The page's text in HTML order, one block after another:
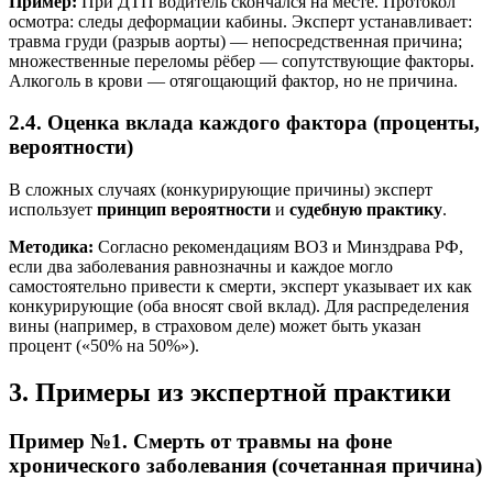
осмотра: следы деформации кабины. Эксперт устанавливает:
травма груди (разрыв аорты) — непосредственная причина;
множественные переломы рёбер — сопутствующие факторы.
Алкоголь в крови — отягощающий фактор, но не причина.
2.4. Оценка вклада каждого фактора (проценты,
вероятности)
В сложных случаях (конкурирующие причины) эксперт
использует принцип вероятности и судебную практику.
Методика: Согласно рекомендациям ВОЗ и Минздрава РФ,
если два заболевания равнозначны и каждое могло
самостоятельно привести к смерти, эксперт указывает их как
конкурирующие (оба вносят свой вклад). Для распределения
вины (например, в страховом деле) может быть указан
процент («50% на 50%»).
3. Примеры из экспертной практики
Пример №1. Смерть от травмы на фоне
хронического заболевания (сочетанная причина)